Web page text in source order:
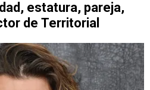
estatura, pareja,
de Territorial